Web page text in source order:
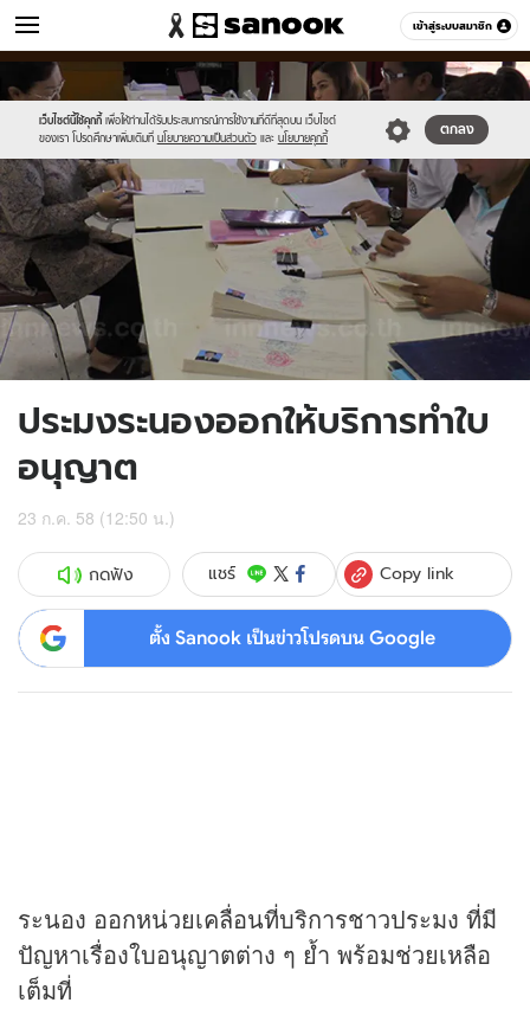
เข้าสู่ระบบสมาชิก
ข่าว หมวดอื่นๆ
เว็บไซต์นี้ใช้คุกกี้ เพื่อให้ท่านได้รับประสบการณ์การใช้งานที่ดีที่สุดบน เว็บไซต์
ของเรา โปรดศึกษาเพิ่มเติมที่ นโยบายความเป็นส่วนตัว และ นโยบายคุกกี้
ตกลง
Sanook
//s.isanook.com/sr/0/images/logo-
new-
sanook.png
600
//s.isanook.com/ns/0/ud/367/1835210/634019-
01.jpg
ประมงระนองออกให้บริการทำใบ
อนุญาต
23 ก.ค. 58 (12:50 น.)
กดฟัง แชร์ Copy link
ตั้ง Sanook เป็นข่าวโปรดบน Google
ระนอง ออกหน่วยเคลื่อนที่บริการชาวประมง ที่มี
ปัญหาเรื่องใบอนุญาตต่าง ๆ ย้ำ พร้อมช่วยเหลือ
เต็มที่